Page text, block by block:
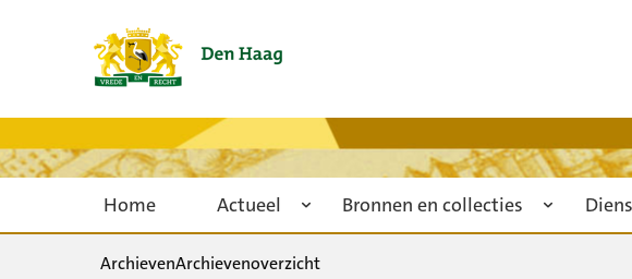
Home Actueel Bronnen en collecties
ArchievenArchievenoverzicht